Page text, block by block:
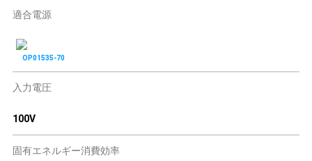
適合電源
OP01535-70
入力電圧
100V
固有エネルギー消費効率